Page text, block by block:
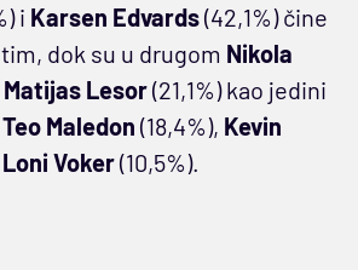
i Karsen Edvards(42,1%) čine
dok su u drugom Nikola
Matijas Lesor(21,1%) kao jedini
Teo Maledon (18,4%), Kevin
Loni Voker(10,5%).